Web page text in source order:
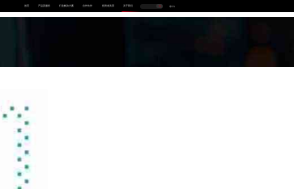
首页 产品及服务 行业解决方案 合作伙伴 投资者关系 关于我们 中EN